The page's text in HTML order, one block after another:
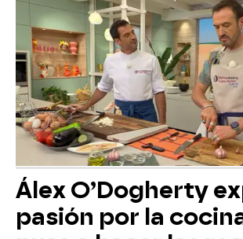
Álex O’Dogherty
pasión por la